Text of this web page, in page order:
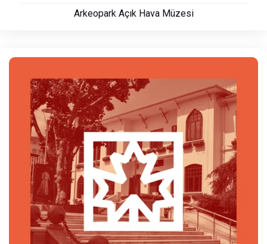
Arkeopark Açık Hava Müzesi